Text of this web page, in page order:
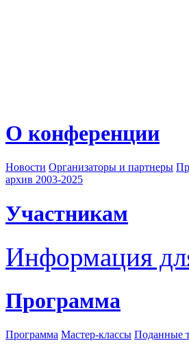
О конференции
Новости Организаторы и партнеры
архив 2003-2025
Участникам
Информация
Программа
Программа Мастер-классы Поданные